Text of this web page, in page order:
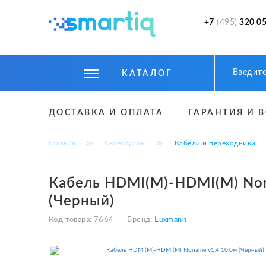
+7 (495) 320
КАТАЛОГ
ТОВАРЫ ДЛЯ АВТО
АКСЕССУАРЫ
ДОСТАВКА И ОПЛАТА ГАРАНТИЯ И
Главная ≫ Аксессуары ≫ Кабели и переходники
Кабель HDMI(M)-HDMI(M)
(Черный)
Код товара: 7664 Бренд: Luxmann